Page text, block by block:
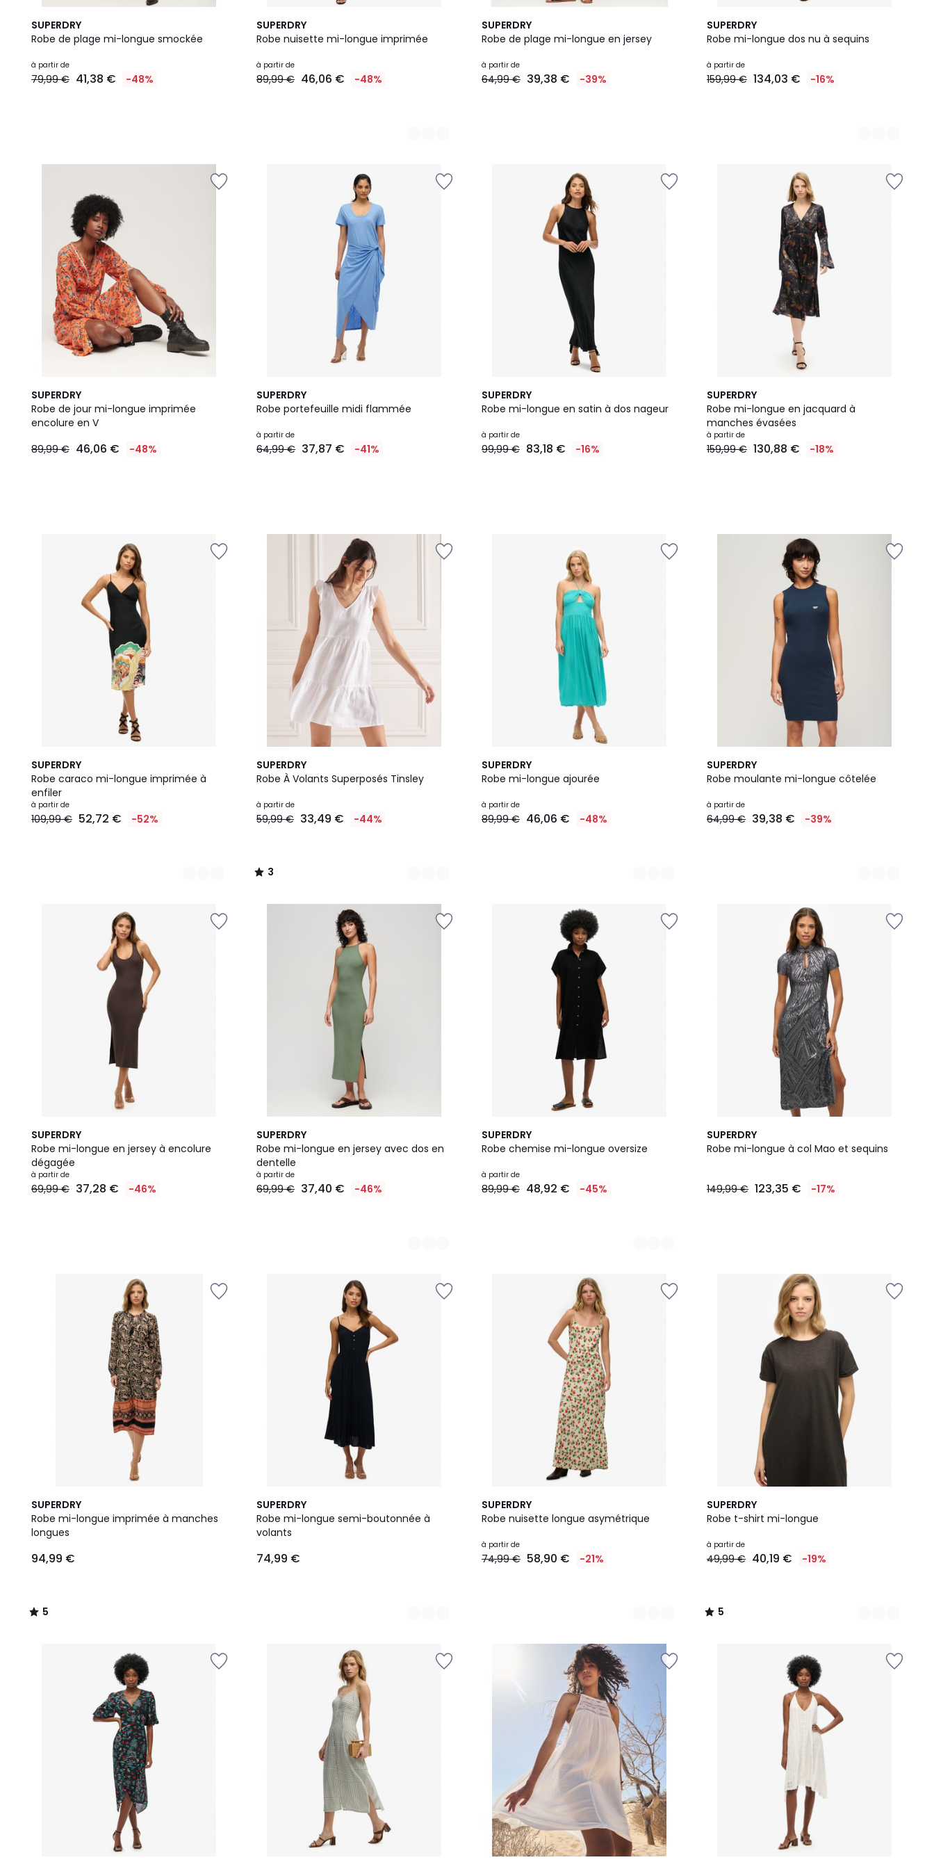
SUPERDRY
Robe de plage mi-longue smockée
Prix
à
lieu
réduction
appliquée.
à partir de
79,99 € 41,38 € -48%
SUPERDRY
Robe nuisette mi-longue imprimée
à partir de
89,99 € 46,06 € -48%
5
Couleurs
SUPERDRY
Robe de plage mi-longue en jersey
à partir de
64,99 € 39,38 € -39%
SUPERDRY
Robe mi-longue dos nu à sequins
à partir de
159,99 € 134,03 € -16%
2
Couleurs
SUPERDRY
Robe de jour mi-longue imprimée
encolure en V
89,99 € 46,06 € -48%
SUPERDRY
Robe portefeuille midi flammée
à partir de
64,99 € 37,87 € -41%
SUPERDRY
Robe mi-longue en satin à dos nageur
à partir de
99,99 € 83,18 € -16%
SUPERDRY
Robe mi-longue en jacquard à
manches évasées
à partir de
159,99 € 130,88 € -18%
SUPERDRY
Robe caraco mi-longue imprimée à
enfiler
à partir de
109,99 € 52,72 € -52%
3
Couleurs
SUPERDRY
Robe À Volants Superposés Tinsley
à partir de
59,99 € 33,49 € -44%
3
/
2
Couleurs
3
/
SUPERDRY
Robe mi-longue ajourée
à partir de
89,99 € 46,06 € -48%
2
Couleurs
SUPERDRY
Robe moulante mi-longue côtelée
à partir de
64,99 € 39,38 € -39%
4
Couleurs
SUPERDRY
Robe mi-longue en jersey à encolure
dégagée
à partir de
69,99 € 37,28 € -46%
SUPERDRY
Robe mi-longue en jersey avec dos en
dentelle
à partir de
69,99 € 37,40 € -46%
2
Couleurs
SUPERDRY
Robe chemise mi-longue oversize
à partir de
89,99 € 48,92 € -45%
2
Couleurs
SUPERDRY
Robe mi-longue à col Mao et sequins
149,99 € 123,35 € -17%
SUPERDRY
Robe mi-longue imprimée à manches
longues
94,99 €
5
/
5
5
/
SUPERDRY
Robe mi-longue semi-boutonnée à
volants
74,99 €
2
Couleurs
SUPERDRY
Robe nuisette longue asymétrique
à partir de
74,99 € 58,90 € -21%
3
Couleurs
SUPERDRY
Robe t-shirt mi-longue
à partir de
49,99 € 40,19 € -19%
5
/
3
Couleurs
5
/